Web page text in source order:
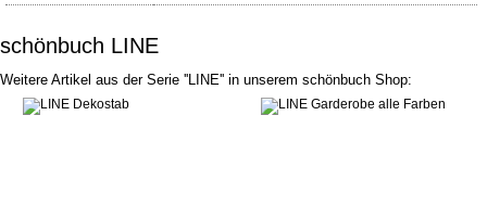
schönbuch LINE
Weitere Artikel aus der Serie ''LINE'' in unserem schönbuch Shop: